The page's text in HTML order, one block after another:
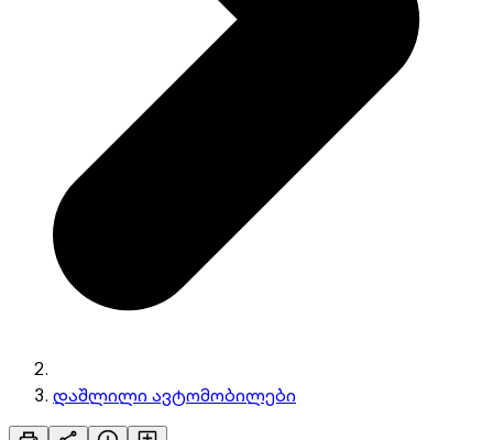
დაშლილი ავტომობილები